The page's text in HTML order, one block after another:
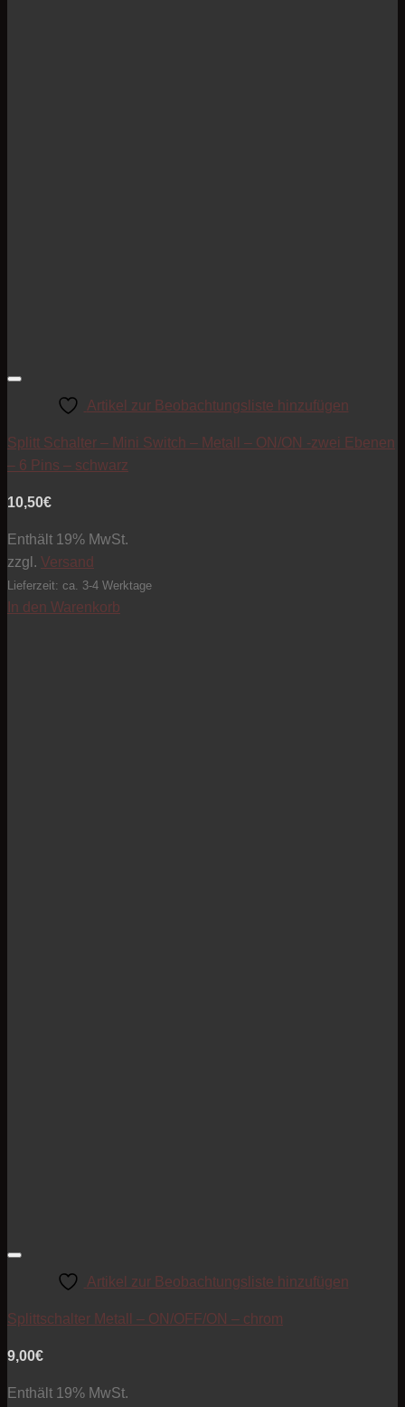
Artikel zur Beobachtungsliste hinzufügen
Splitt Schalter – Mini Switch – Metall – ON/ON -zwei Ebenen
– 6 Pins – schwarz
10,50€
Enthält 19% MwSt.
zzgl. Versand
Lieferzeit: ca. 3-4 Werktage
In den Warenkorb
Artikel zur Beobachtungsliste hinzufügen
Splittschalter Metall – ON/OFF/ON – chrom
9,00€
Enthält 19% MwSt.